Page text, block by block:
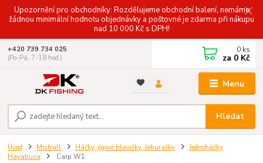
Upozornění pro obchodníky: Rozdělujeme obchodní balení, nemáme
žádnou minimální hodnotu objednávky a poštovné je zdarma při nákupu
nad 10 000 Kč s DPH!
Menu
Hledat
+420 739 734 025
(Po-Pá, 7-18 hod.)
0 ks
za 0 Kč
Úvod Mistrall Háčky, jigové hlavičky, čeburašky
Jednoháčky
Hayabusa
Carp W1